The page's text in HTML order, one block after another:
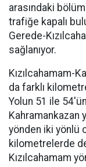
arasındaki
trafiğe kapalı
Gerede-
sağlanıyor.
Kızılcahamam-
da farklı
Yolun 51 ile
Kahramankazan
yönden iki yönlü
kilometrelerde
Kızılcahamam